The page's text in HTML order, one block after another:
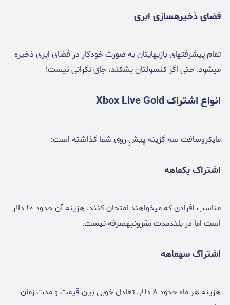
فضای ذخیرهسازی ابری
تمام پیشرفتهای بازیهایتان به صورت خودکار در فضای ابری ذخیره
میشود. حتی اگر کنسولتان بشکند، جای نگرانی نیست!
انواع اشتراک Xbox Live Gold
مایکروسافت سه گزینه پیشِ روی شما گذاشته است:
اشتراک یکماهه
مناسب افرادی که میخواهند امتحان کنند. هزینه آن حدود ۱۰ دلار
است اما در بلندمدت مقرونبهصرفه نیست.
اشتراک سهماهه
هزینه هر ماه حدود ۸ دلار. تعادل خوبی بین قیمت و مدت زمان